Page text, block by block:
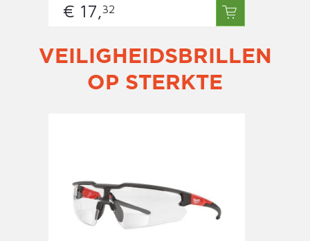
€ 17,32
VEILIGHEIDSBRILLEN
OP STERKTE